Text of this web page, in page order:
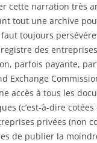
cette narration très
tout une archive
toujours
des
parfois payante,
Exchange
accès à tous les
(c’est-à-dire cotées
privées (non
de publier la